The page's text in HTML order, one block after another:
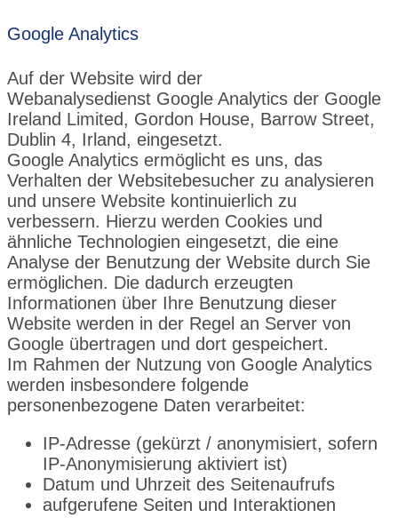
Google Analytics
Auf der Website wird der
Webanalysedienst Google Analytics der Google
Ireland Limited, Gordon House, Barrow Street,
Dublin 4, Irland, eingesetzt.
Google Analytics ermöglicht es uns, das
Verhalten der Websitebesucher zu analysieren
und unsere Website kontinuierlich zu
verbessern. Hierzu werden Cookies und
ähnliche Technologien eingesetzt, die eine
Analyse der Benutzung der Website durch Sie
ermöglichen. Die dadurch erzeugten
Informationen über Ihre Benutzung dieser
Website werden in der Regel an Server von
Google übertragen und dort gespeichert.
Im Rahmen der Nutzung von Google Analytics
werden insbesondere folgende
personenbezogene Daten verarbeitet:
IP-Adresse (gekürzt / anonymisiert, sofern
IP-Anonymisierung aktiviert ist)
Datum und Uhrzeit des Seitenaufrufs
aufgerufene Seiten und Interaktionen